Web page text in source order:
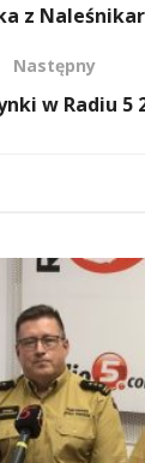
z
Następny
w Radiu 5